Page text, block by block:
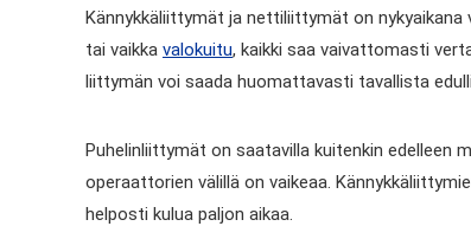
Kännykkäliittymät ja nettiliittymät on
tai vaikka valokuitu, kaikki saa vaivattomasti
liittymän voi saada huomattavasti tavallista
Puhelinliittymät on saatavilla kuitenkin edelleen
operaattorien välillä on vaikeaa.
helposti kulua paljon aikaa.